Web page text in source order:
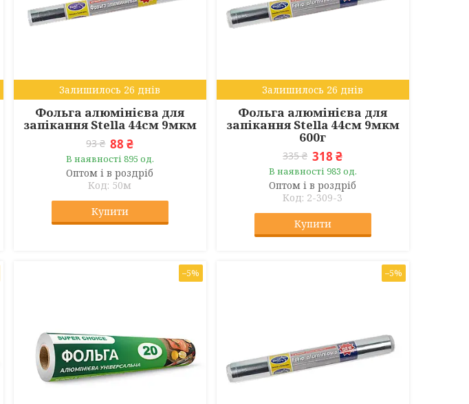
Залишилось 26 днів
Фольга алюмінієва для
запікання Stella 44см 9мкм
93 ₴ 88 ₴
В наявності 895 од.
Оптом і в роздріб
50м
Купити
Залишилось 26 днів
Фольга алюмінієва для
запікання Stella 44см 9мкм
600г
335 ₴ 318 ₴
В наявності 983 од.
Оптом і в роздріб
2-309-3
Купити
–5% –5%